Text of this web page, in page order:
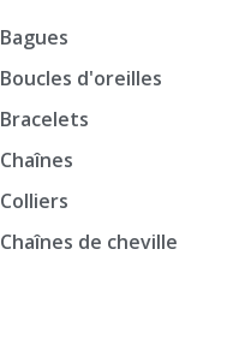
Bagues
Boucles d'oreilles
Bracelets
Chaînes
Colliers
Chaînes de cheville